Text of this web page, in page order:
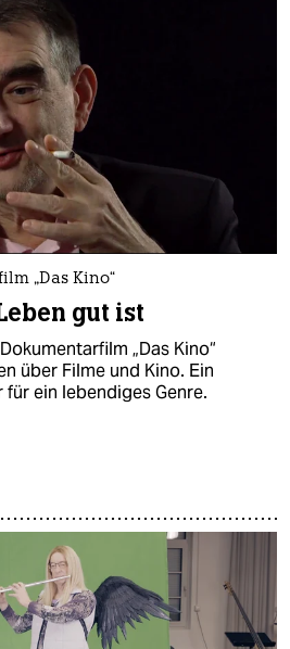
„Das Kino“
gut ist
„Das Kino“
über Filme und Kino. Ein
ein lebendiges Genre.